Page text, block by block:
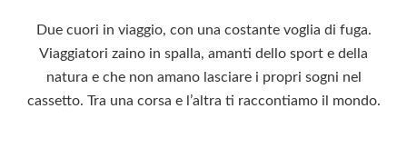
Due cuori in viaggio, con una costante voglia di fuga.
Viaggiatori zaino in spalla, amanti dello sport e della
natura e che non amano lasciare i propri sogni nel
cassetto. Tra una corsa e l’altra ti raccontiamo il mondo.